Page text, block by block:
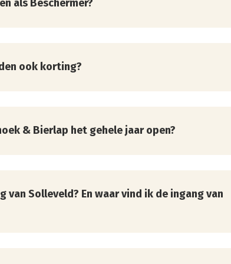
als Beschermer?
ook korting?
& Bierlap het gehele jaar open?
van 1 maart tot 1 september, is de
van Solleveld? En waar vind ik de ingang van